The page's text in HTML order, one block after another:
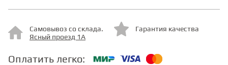
ЛАМИНАТ SWF
Самовывоз со склада.
Ясный проезд 1А
Гарантия качества
Оплатить легко: